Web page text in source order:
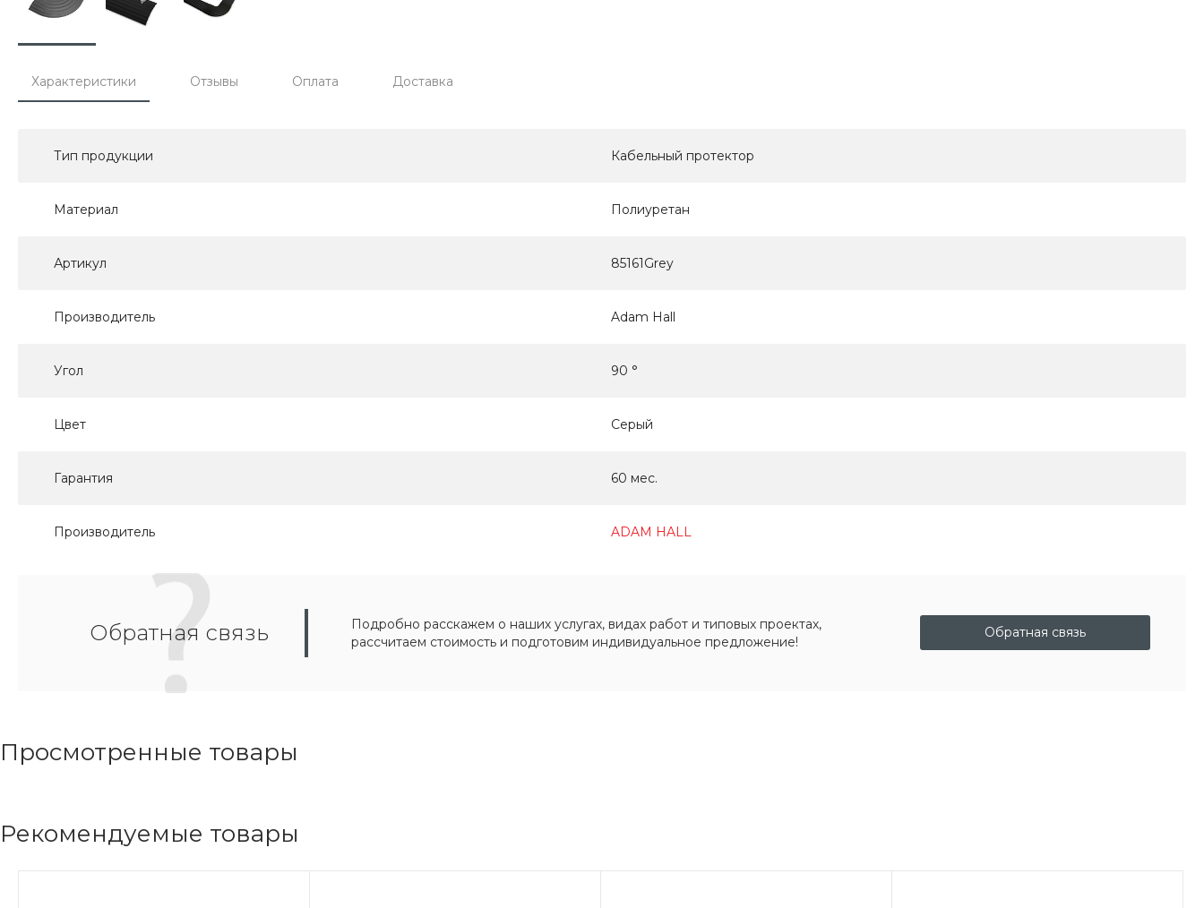
Характеристики Отзывы Оплата Доставка
Тип продукции Кабельный протектор
Материал Полиуретан
Артикул 85161Grey
Производитель Adam Hall
Угол 90 °
Цвет Серый
Гарантия 60 мес.
Производитель ADAM HALL
Обратная связь
Подробно расскажем о наших услугах, видах работ и типовых проектах,
рассчитаем стоимость и подготовим индивидуальное предложение!
Обратная связь
Просмотренные товары
Рекомендуемые товары